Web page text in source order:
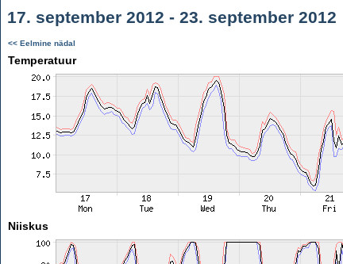
17. september 2012 - 23. september 2012
<< Eelmine nädal
Temperatuur
Niiskus